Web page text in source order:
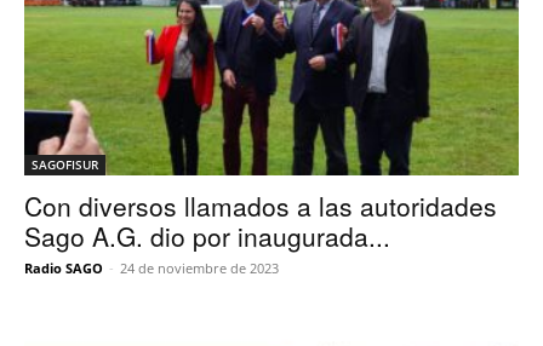
SAGOFISUR
Con diversos llamados a las autoridades
Sago A.G. dio por inaugurada...
Radio SAGO - 24 de noviembre de 2023